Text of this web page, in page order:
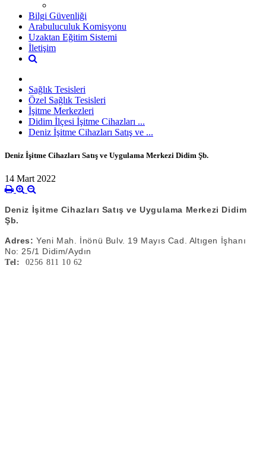
Bilgi Güvenliği
Arabuluculuk Komisyonu
Uzaktan Eğitim Sistemi
İletişim
Sağlık Tesisleri
Özel Sağlık Tesisleri
İşitme Merkezleri
Didim İlçesi İşitme Cihazları ...
Deniz İşitme Cihazları Satış ve ...
Deniz İşitme Cihazları Satış ve Uygulama Merkezi Didim Şb.
14 Mart 2022
Deniz İşitme Cihazları Satış ve Uygulama Merkezi Didim
Şb.
Adres: Yeni Mah. İnönü Bulv. 19 Mayıs Cad. Altıgen İşhanı
No: 25/1 Didim/Aydın
Tel: 0256 811 10 62